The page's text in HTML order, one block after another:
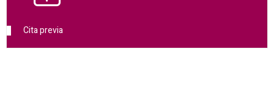
Cita previa